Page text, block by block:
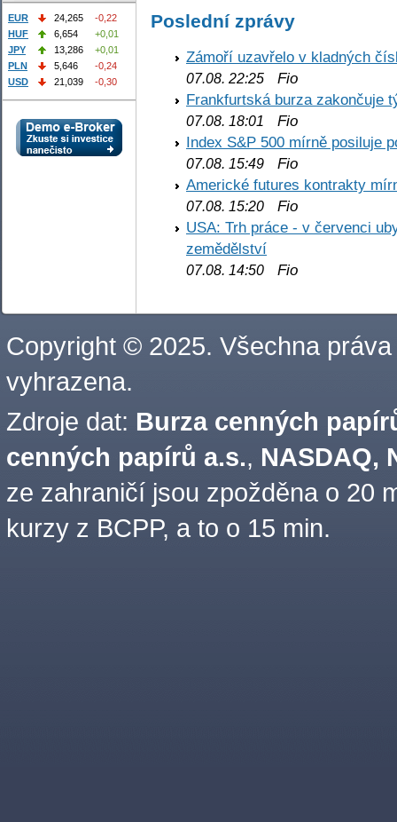
Poslední zprávy
Zámoří uzavřelo v kladných
07.08. 22:25 Fio
Frankfurtská burza zakončuje
07.08. 18:01
Fio
Index S&P 500 mírně posiluje
07.08. 15:49 Fio
Americké futures kontrakty
07.08. 15:20 Fio
USA: Trh práce - v červenci
zemědělství
07.08. 14:50 Fio
EUR 24,265
-0,22
HUF
6,654
+0,01
JPY
13,286
+0,01
PLN
5,646
-0,24
USD
21,039 -0,30
Copyright © 2025. Všechna práva
vyhrazena.
Zdroje dat: Burza cenných
cenných papírů a.s., NASDAQ,
ze zahraničí jsou zpožděna o 20
kurzy z BCPP, a to o 15 min.